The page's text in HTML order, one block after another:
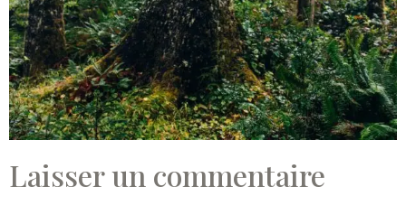
Laisser un commentaire